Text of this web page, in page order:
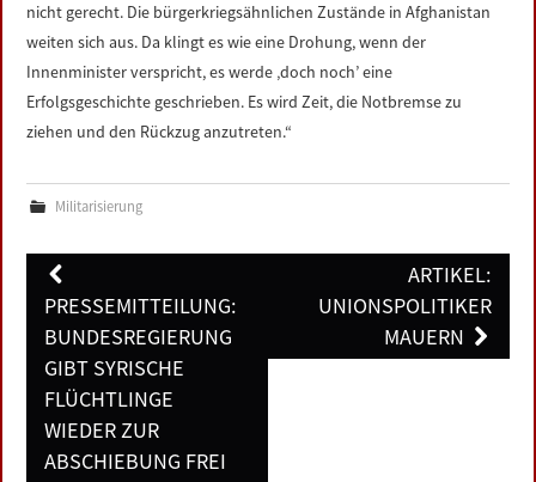
nicht gerecht. Die bürgerkriegsähnlichen Zustände in Afghanistan
weiten sich aus. Da klingt es wie eine Drohung, wenn der
Innenminister verspricht, es werde ‚doch noch’ eine
Erfolgsgeschichte geschrieben. Es wird Zeit, die Notbremse zu
ziehen und den Rückzug anzutreten.“
Militarisierung
Post
navigation
PRESSEMITTEILUNG:
BUNDESREGIERUNG
GIBT SYRISCHE
FLÜCHTLINGE
WIEDER ZUR
ABSCHIEBUNG FREI
ARTIKEL:
UNIONSPOLITIKER
MAUERN